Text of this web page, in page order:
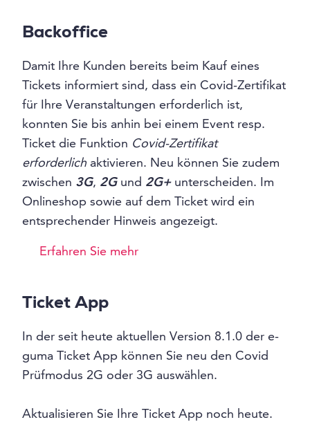
Backoffice
Damit Ihre Kunden bereits beim Kauf eines
Tickets informiert sind, dass ein Covid-Zertifikat
für Ihre Veranstaltungen erforderlich ist,
konnten Sie bis anhin bei einem Event resp.
Ticket die Funktion Covid-Zertifikat
erforderlich aktivieren. Neu können Sie zudem
zwischen 3G, 2Gund 2G+unterscheiden. Im
Onlineshop sowie auf dem Ticket wird ein
entsprechender Hinweis angezeigt.
Erfahren Sie mehr
Ticket App
In der seit heute aktuellen Version 8.1.0 der e-
guma Ticket App können Sie neu den Covid
Prüfmodus 2G oder 3G auswählen.
Aktualisieren Sie Ihre Ticket App noch heute.